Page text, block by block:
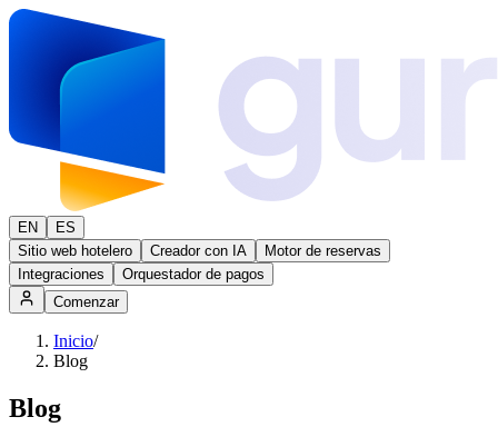
EN
ES
Sitio web hotelero
Creador con IA
Motor de reservas
Integraciones
Orquestador de pagos
Comenzar
Inicio/
Blog
Blog